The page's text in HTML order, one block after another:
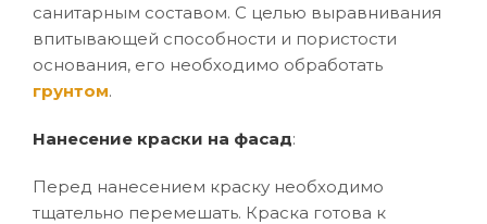
санитарным составом. С целью выравнивания
впитывающей способности и пористости
основания, его необходимо обработать
грунтом.
Нанесение краски на фасад:
Перед нанесением краску необходимо
тщательно перемешать. Краска готова к